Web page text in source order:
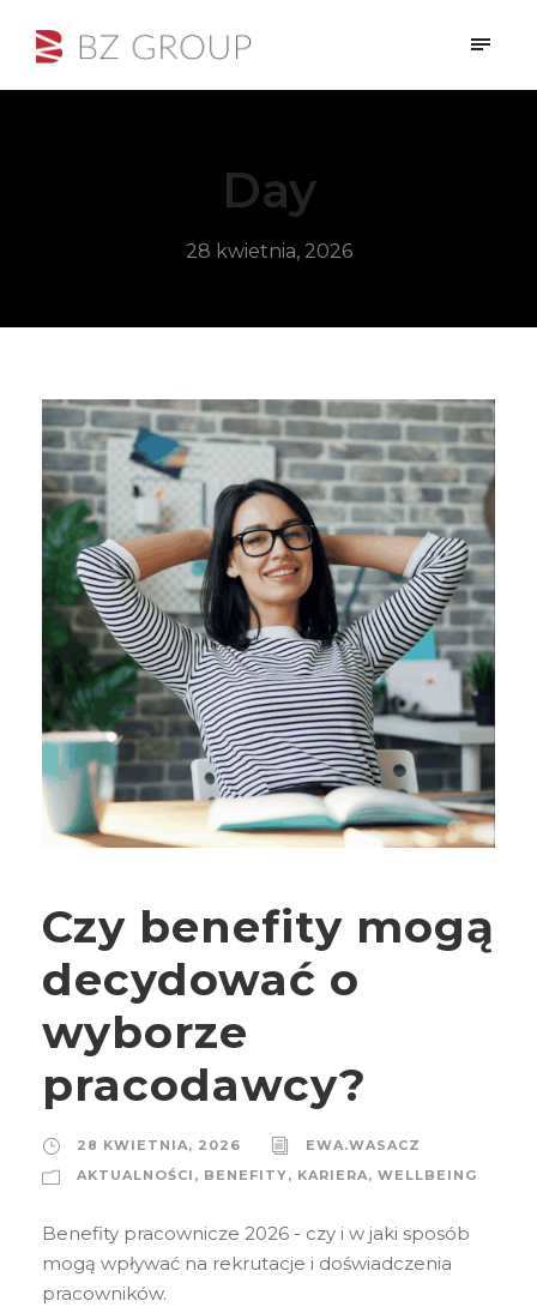
Day
28 kwietnia, 2026
Czy benefity mogą
decydować o
wyborze
pracodawcy?
28 KWIETNIA, 2026
EWA.WASACZ
AKTUALNOŚCI , BENEFITY, KARIERA, WELLBEING
Benefity pracownicze 2026 - czy i w jaki sposób
mogą wpływać na rekrutacje i doświadczenia
pracowników.